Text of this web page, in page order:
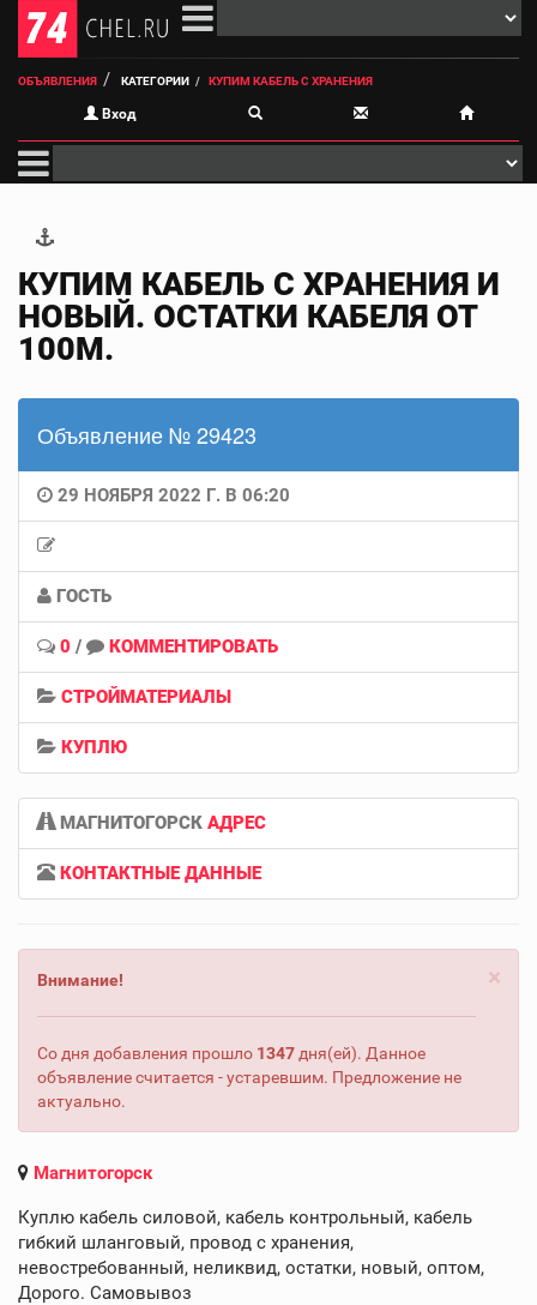
ОБЪЯВЛЕНИЯ КАТЕГОРИИ КУПИМ КАБЕЛЬ С ХРАНЕНИЯ
Вход
КУПИМ КАБЕЛЬ С ХРАНЕНИЯ И
НОВЫЙ. ОСТАТКИ КАБЕЛЯ ОТ
100М.
Объявление № 29423
29 НОЯБРЯ 2022 Г. В 06:20
ГОСТЬ
0 / КОММЕНТИРОВАТЬ
СТРОЙМАТЕРИАЛЫ
КУПЛЮ
МАГНИТОГОРСК АДРЕС
КОНТАКТНЫЕ ДАННЫЕ
×
Внимание!
Со дня добавления прошло 1347 дня(ей). Данное
объявление считается - устаревшим. Предложение не
актуально.
Магнитогорск
Куплю кабель силовой, кабель контрольный, кабель
гибкий шланговый, провод с хранения,
невостребованный, неликвид, остатки, новый, оптом,
Дорого. Самовывоз